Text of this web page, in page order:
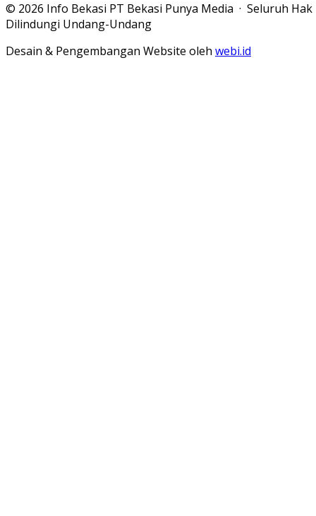
© 2026 Info Bekasi PT Bekasi Punya Media · Seluruh Hak
Dilindungi Undang-Undang
Desain & Pengembangan Website oleh webi.id